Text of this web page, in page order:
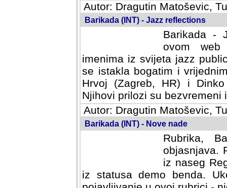
Autor: Dragutin Matoševic,
Barikada (INT) - Jazz reflections
Barikada -
ovom web
imenima iz svijeta jazz
se istakla bogatim i
Hrvoj (Zagreb, HR) i
Njihovi prilozi su bezvremeni
Autor: Dragutin Matoševic,
Barikada (INT) - Nove nade
Rubrika,
objasnjava.
iz naseg
iz statusa demo benda.